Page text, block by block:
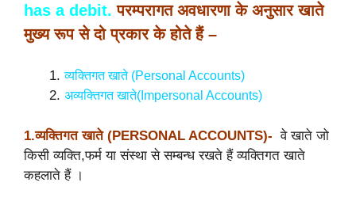
has a debit. परम्परागत अवधारणा के अनुसार खाते
मुख्य रूप से दो प्रकार के होते हैं –
व्यक्तिगत खाते (Personal Accounts)
अव्यक्तिगत खाते(Impersonal Accounts)
1.व्यक्तिगत खाते (PERSONAL ACCOUNTS)- वे खाते जो
किसी व्यक्ति,फर्म या संस्था से सम्बन्ध रखते हैं व्यक्तिगत खाते
कहलाते हैं ।